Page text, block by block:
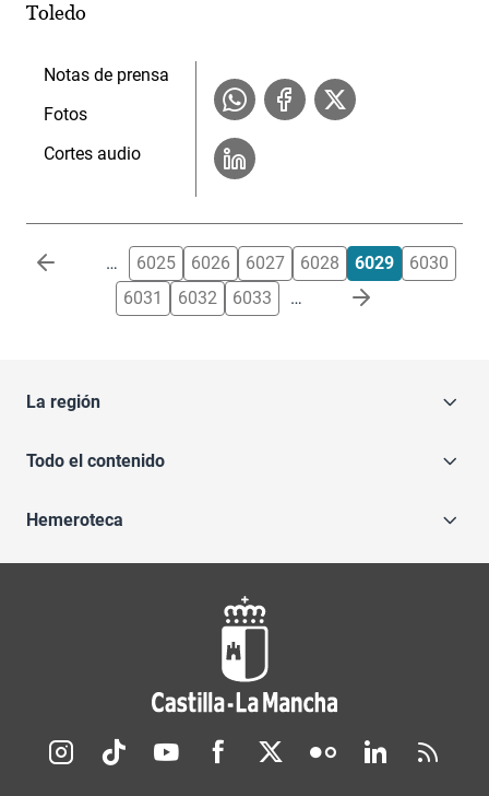
Toledo
Notas de prensa
Fotos
Cortes audio
Paginación … 6025 6026 6027 6028 6029
6030
6031
6032 6033 …
La región
Todo el contenido
Hemeroteca
Redes sociales JCCM